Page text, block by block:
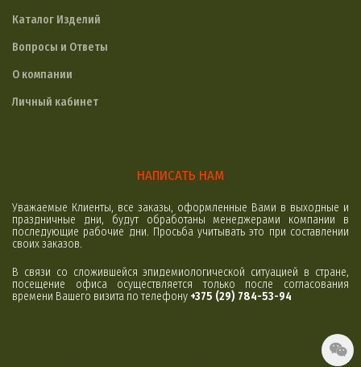
Каталог Изделий
Вопросы и Ответы
О компании
Личный кабинет
НАПИСАТЬ НАМ
Уважаемые Клиенты, все заказы, оформленные Вами в выходные и
праздничные дни, будут обработаны менеджерами компании в
последующие рабочие дни. Просьба учитывать это при составлении
своих заказов.
В связи со сложившейся эпидемиологической ситуацией в стране,
посещение офиса осуществляется только после согласования
времени Вашего визита по телефону +375 (29) 784-53-94